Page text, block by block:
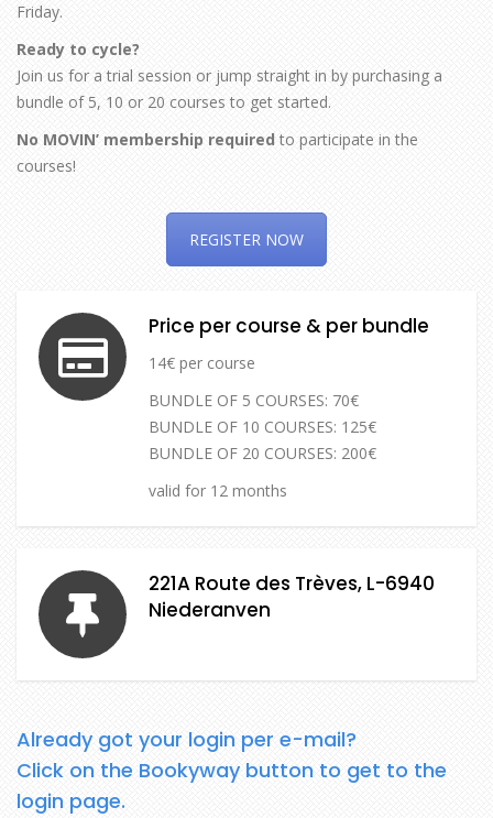
Friday.
Ready to cycle?
Join us for a trial session or jump straight in by purchasing a
bundle of 5, 10 or 20 courses to get started.
No MOVIN’ membership required to participate in the
courses!
REGISTER NOW
Price per course & per bundle
14€ per course
BUNDLE OF 5 COURSES: 70€
BUNDLE OF 10 COURSES: 125€
BUNDLE OF 20 COURSES: 200€
valid for 12 months
221A Route des Trèves, L-6940
Niederanven
Already got your login per e-mail?
Click on the Bookyway button to get to the
login page.